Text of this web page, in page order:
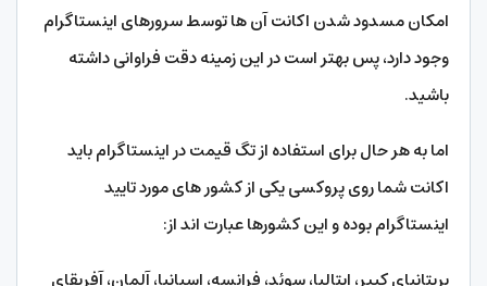
امکان مسدود شدن اکانت آن ها توسط سرورهای اینستاگرام
وجود دارد، پس بهتر است در این زمینه دقت فراوانی داشته
باشید.
اما به هر حال برای استفاده از تگ قیمت در اینستاگرام باید
اکانت شما روی پروکسی یکی از کشور های مورد تایید
اینستاگرام بوده و این کشورها عبارت اند از:
بریتانیای کبیر، ایتالیا، سوئد، فرانسه، اسپانیا، آلمان، آفریقای